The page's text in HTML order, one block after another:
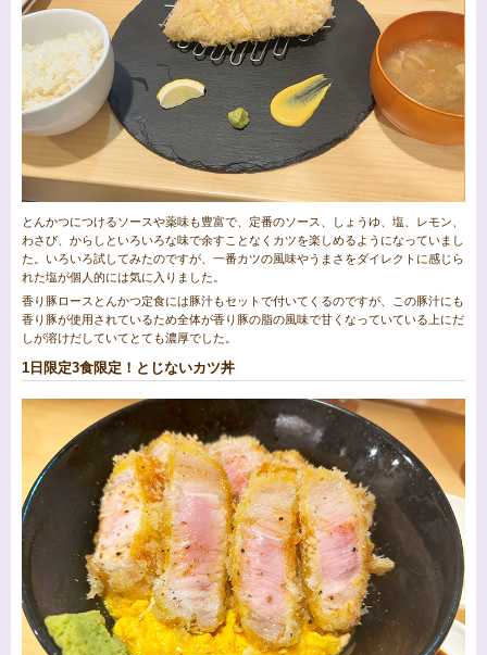
とんかつにつけるソースや薬味も豊富で、定番のソース、しょうゆ、塩、レモン、
わさび、からしといろいろな味で余すことなくカツを楽しめるようになっていまし
た。いろいろ試してみたのですが、一番カツの風味やうまさをダイレクトに感じら
れた塩が個人的には気に入りました。
香り豚ロースとんかつ定食には豚汁もセットで付いてくるのですが、この豚汁にも
香り豚が使用されているため全体が香り豚の脂の風味で甘くなっていている上にだ
しが溶けだしていてとても濃厚でした。
1日限定3食限定！とじないカツ丼